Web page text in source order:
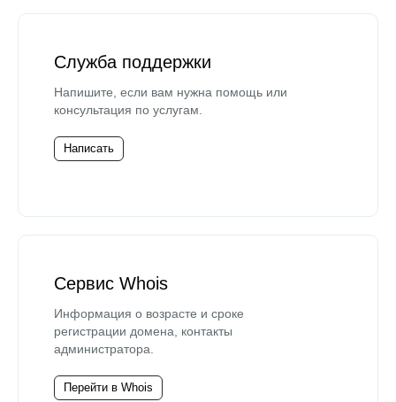
Служба поддержки
Напишите, если вам нужна помощь или
консультация по услугам.
Написать
Сервис Whois
Информация о возрасте и сроке
регистрации домена, контакты
администратора.
Перейти в Whois